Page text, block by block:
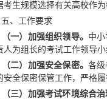
考生规模选择有关高校作
工作要求
）加强组织领导。
中
人为组长的考试工作领导
）加强安全保密。 各
安全保密保管工作，严格
）加强考试环境综合治